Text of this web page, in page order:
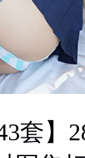
套】